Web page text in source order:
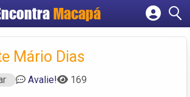
Macapá
Cadastrar empresa
Criar conta
Mário Dias
Avalie! 169